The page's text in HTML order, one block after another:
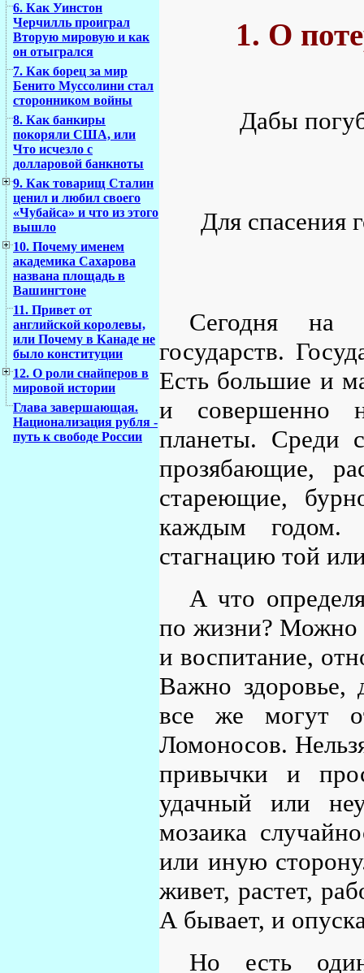
6. Как Уинстон
Черчилль проиграл
Вторую мировую и как
он отыгрался
7. Как борец за мир
Бенито Муссолини стал
сторонником войны
8. Как банкиры
покоряли США, или
Что исчезло с
долларовой банкноты
9. Как товарищ Сталин
ценил и любил своего
«Чубайса» и что из этого
вышло
10. Почему именем
академика Сахарова
названа площадь в
Вашингтоне
11. Привет от
английской королевы,
или Почему в Канаде не
было конституции
12. О роли снайперов в
мировой истории
Глава завершающая.
Национализация рубля -
путь к свободе России
1. О
Дабы
Для спасения
Сегодня на
государств.
Есть большие и
и совершенно
планеты. Среди
прозябающие,
стареющие,
каждым годом.
стагнацию той
А что
по жизни? Можно
и воспитание,
Важно здоровье,
все же могут
Ломоносов.
привычки и
удачный или
мозаика
или иную
живет, растет,
А бывает, и
Но есть